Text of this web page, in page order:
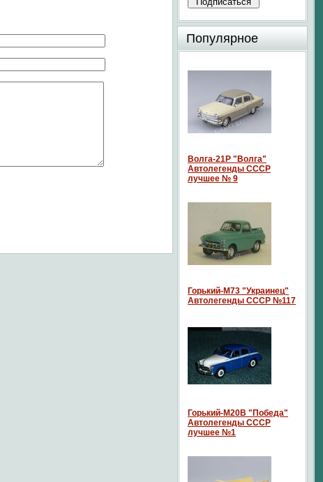
Популярное
Волга-21P "Волга"
Автолегенды СССР
лучшее № 9
Горький-М73 "Украинец"
Автолегенды СССР №117
Горький-М20В "Победа"
Автолегенды СССР
лучшее №1